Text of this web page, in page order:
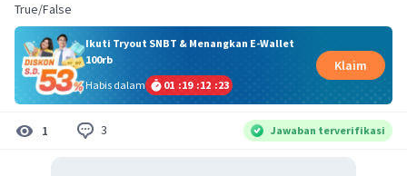
True/False
Ikuti Tryout SNBT & Menangkan E-Wallet
100rb
Habis dalam
01 :19 :12 :23
Klaim
1 3 Jawaban terverifikasi